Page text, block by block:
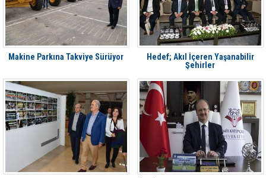
Makine Parkına Takviye Sürüyor
Hedef; Akıl İçeren Yaşanabilir
Şehirler